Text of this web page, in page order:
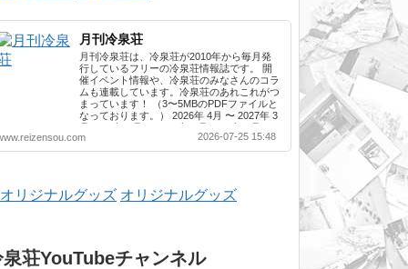
月刊冷泉荘
月刊冷泉荘は、冷泉荘が2010年から毎月発
行しているフリーの冷泉荘情報誌です。 開
催イベント情報や、冷泉荘のみなさんのコラ
ムも連載しています。冷泉荘のあれこれがつ
まっています！ （3〜5MBのPDFファイルと
なっております。） 2026年 4月 〜 2027年 3
月 2025年 4月 〜 2026年 3月 2024年 4月 〜
2025年 3月 2023年 4月 〜 2024年 3月 2022
年 4月 〜 2023年 3月 2021年 4月 〜 2022年
年 4月 〜 2018年 3月 2016年 4月 〜 2017年
3月 2015年 4月 〜 2016年 3月 2014年 4月 〜
2026-07-25 15:48
オリジナルグッズ
泉荘YouTubeチャンネル